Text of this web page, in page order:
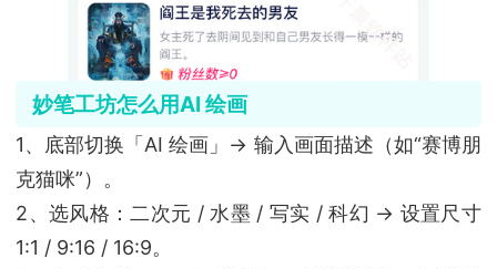
妙笔工坊怎么用AI 绘画
1、底部切换「AI 绘画」→ 输入画面描述（如“赛博朋
克猫咪”）。
2、选风格：二次元 / 水墨 / 写实 / 科幻 → 设置尺寸
1:1 / 9:16 / 16:9。